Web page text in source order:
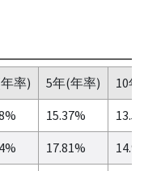
率) 5年(年率)
10
15.37%
17.81%